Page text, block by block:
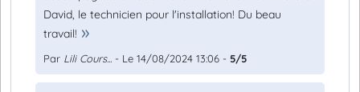
David, le technicien pour l'installation! Du beau
travail!
Par Lili Cours... - Le 14/08/2024 13:06 - 5/5